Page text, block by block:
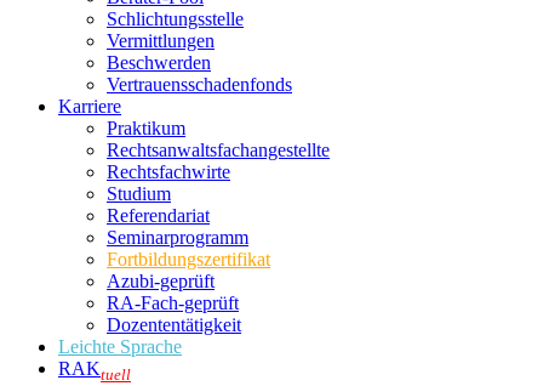
Schlichtungsstelle
Vermittlungen
Beschwerden
Vertrauensschadenfonds
Karriere
Praktikum
Rechtsanwalts­fachangestellte
Rechtsfachwirte
Studium
Referendariat
Seminarprogramm
Fortbildungszertifikat
Azubi-geprüft
RA-Fach-geprüft
Dozententätigkeit
Leichte Sprache
RAKtuell